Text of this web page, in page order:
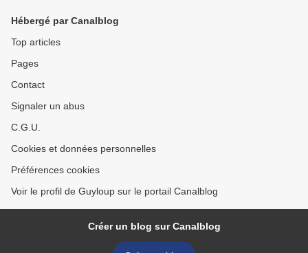
Hébergé par Canalblog
Top articles
Pages
Contact
Signaler un abus
C.G.U.
Cookies et données personnelles
Préférences cookies
Voir le profil de Guyloup sur le portail Canalblog
Créer un blog sur Canalblog